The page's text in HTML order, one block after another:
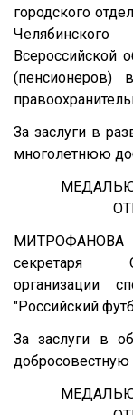
городского
Всероссийской
(пенсионеров)
За заслуги в
многолетнюю
МЕДАЛЬЮ
МИТРОФАНОВА
секретаря
организации
"Российский
За заслуги в
добросовестную
МЕДАЛЬЮ